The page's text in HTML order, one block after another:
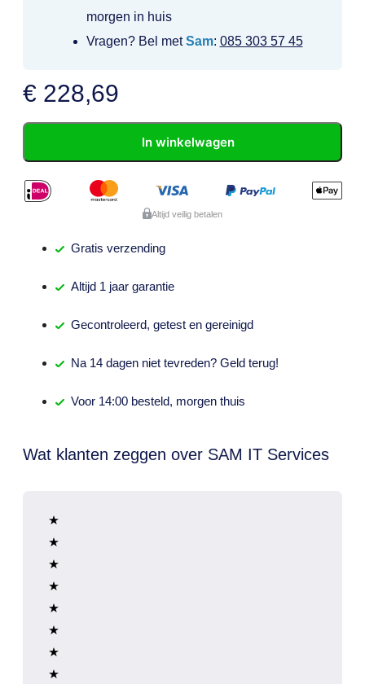
morgen in huis
Vragen? Bel metSam: 085 303 57 45
€ 228,69
In winkelwagen
Altijd veilig betalen
Gratis verzending
Altijd 1 jaargarantie
Gecontroleerd, getesten gereinigd
Na 14 dagenniet tevreden? Geld terug!
Voor 14:00 besteld, morgen thuis
Wat klanten zeggen over SAM IT Services